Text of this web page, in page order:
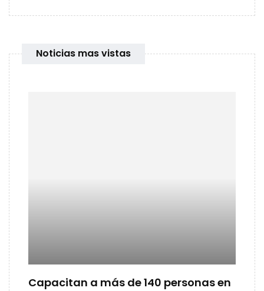
Noticias mas vistas
Capacitan a más de 140 personas en